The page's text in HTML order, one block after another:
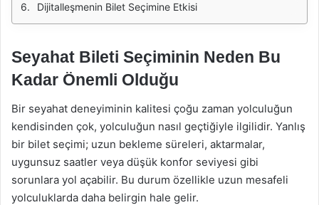
Dijitalleşmenin Bilet Seçimine Etkisi
Seyahat Bileti Seçiminin Neden Bu
Kadar Önemli Olduğu
Bir seyahat deneyiminin kalitesi çoğu zaman yolculuğun
kendisinden çok, yolculuğun nasıl geçtiğiyle ilgilidir. Yanlış
bir bilet seçimi; uzun bekleme süreleri, aktarmalar,
uygunsuz saatler veya düşük konfor seviyesi gibi
sorunlara yol açabilir. Bu durum özellikle uzun mesafeli
yolculuklarda daha belirgin hale gelir.